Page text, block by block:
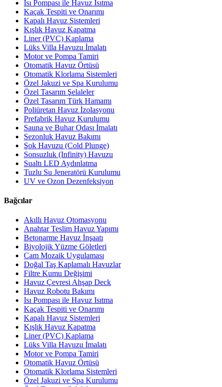
Isı Pompası ile Havuz Isıtma
Kaçak Tespiti ve Onarımı
Kapalı Havuz Sistemleri
Kışlık Havuz Kapatma
Liner (PVC) Kaplama
Lüks Villa Havuzu İmalatı
Motor ve Pompa Tamiri
Otomatik Havuz Örtüsü
Otomatik Klorlama Sistemleri
Özel Jakuzi ve Spa Kurulumu
Özel Tasarım Şelaleler
Özel Tasarım Türk Hamamı
Poliüretan Havuz İzolasyonu
Prefabrik Havuz Kurulumu
Sauna ve Buhar Odası İmalatı
Sezonluk Havuz Bakımı
Şok Havuzu (Cold Plunge)
Sonsuzluk (Infinity) Havuzu
Sualtı LED Aydınlatma
Tuzlu Su Jeneratörü Kurulumu
UV ve Ozon Dezenfeksiyon
Bağcılar
Akıllı Havuz Otomasyonu
Anahtar Teslim Havuz Yapımı
Betonarme Havuz İnşaatı
Biyolojik Yüzme Göletleri
Cam Mozaik Uygulaması
Doğal Taş Kaplamalı Havuzlar
Filtre Kumu Değişimi
Havuz Çevresi Ahşap Deck
Havuz Robotu Bakımı
Isı Pompası ile Havuz Isıtma
Kaçak Tespiti ve Onarımı
Kapalı Havuz Sistemleri
Kışlık Havuz Kapatma
Liner (PVC) Kaplama
Lüks Villa Havuzu İmalatı
Motor ve Pompa Tamiri
Otomatik Havuz Örtüsü
Otomatik Klorlama Sistemleri
Özel Jakuzi ve Spa Kurulumu